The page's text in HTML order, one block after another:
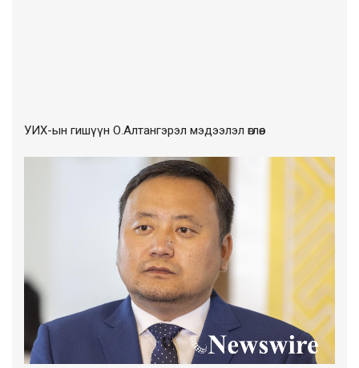
УИХ-ын гишүүн О.Алтангэрэл мэдээлэл өглөө.